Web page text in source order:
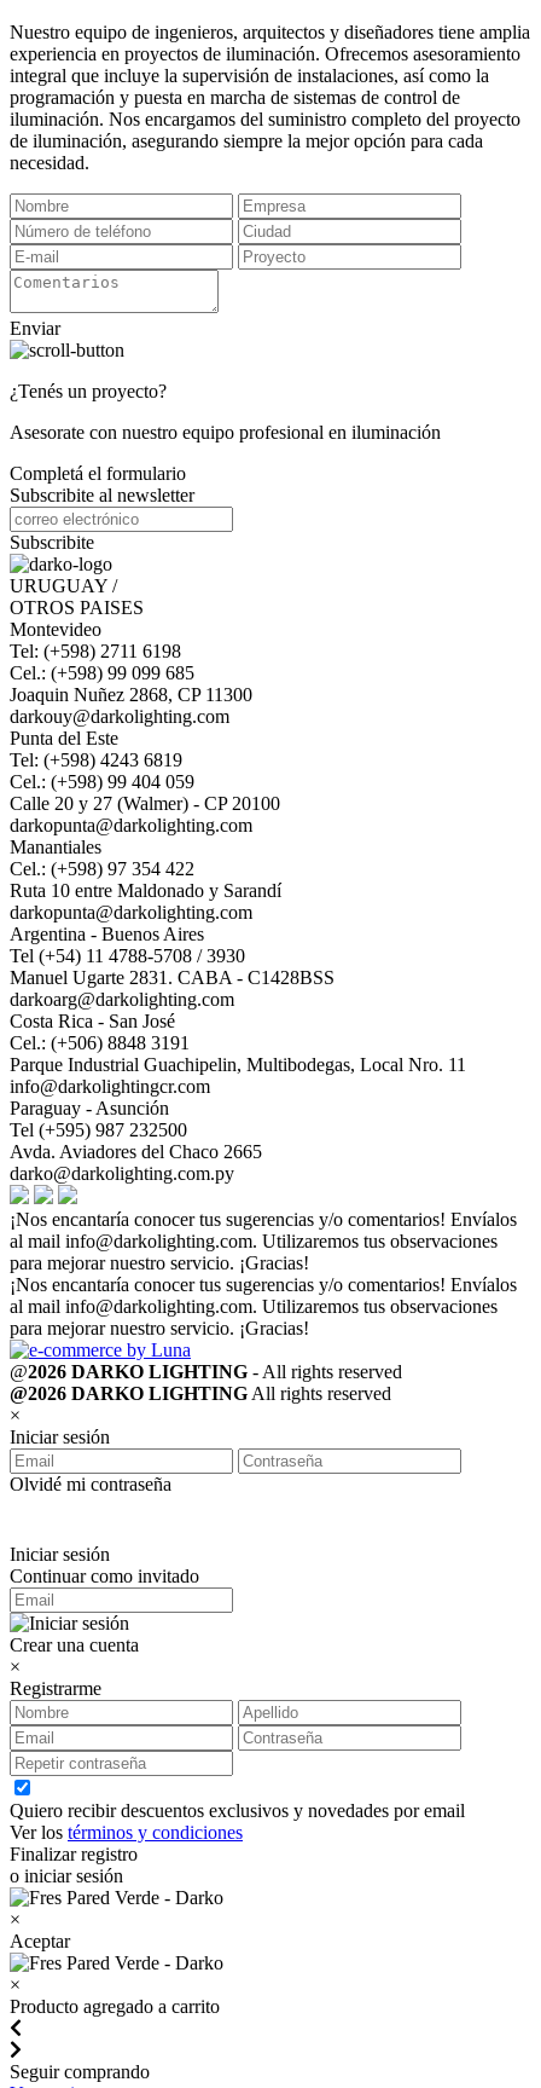
Nuestro equipo de ingenieros, arquitectos y diseñadores tiene amplia
experiencia en proyectos de iluminación. Ofrecemos asesoramiento
integral que incluye la supervisión de instalaciones, así como la
programación y puesta en marcha de sistemas de control de
iluminación. Nos encargamos del suministro completo del proyecto
de iluminación, asegurando siempre la mejor opción para cada
necesidad.
Enviar
¿Tenés un proyecto?
Asesorate con nuestro equipo profesional en iluminación
Completá el formulario
Subscribite al newsletter
Subscribite
URUGUAY /
OTROS PAISES
Montevideo
Tel: (+598) 2711 6198
Cel.: (+598) 99 099 685
Joaquin Nuñez 2868, CP 11300
darkouy@darkolighting.com
Punta del Este
Tel: (+598) 4243 6819
Cel.: (+598) 99 404 059
Calle 20 y 27 (Walmer) - CP 20100
darkopunta@darkolighting.com
Manantiales
Cel.: (+598) 97 354 422
Ruta 10 entre Maldonado y Sarandí
darkopunta@darkolighting.com
Argentina - Buenos Aires
Tel (+54) 11 4788-5708 / 3930
Manuel Ugarte 2831. CABA - C1428BSS
darkoarg@darkolighting.com
Costa Rica - San José
Cel.: (+506) 8848 3191
Parque Industrial Guachipelin, Multibodegas, Local Nro. 11
info@darkolightingcr.com
Paraguay - Asunción
Tel (+595) 987 232500
Avda. Aviadores del Chaco 2665
darko@darkolighting.com.py
¡Nos encantaría conocer tus sugerencias y/o comentarios! Envíalos
al mail info@darkolighting.com. Utilizaremos tus observaciones
para mejorar nuestro servicio. ¡Gracias!
¡Nos encantaría conocer tus sugerencias y/o comentarios! Envíalos
al mail info@darkolighting.com. Utilizaremos tus observaciones
para mejorar nuestro servicio. ¡Gracias!
@2026 DARKO LIGHTING - All rights reserved
@2026 DARKO LIGHTINGAll rights reserved
×
Iniciar sesión
Olvidé mi contraseña
Iniciar sesión
Continuar como invitado
Crear una cuenta
×
Registrarme
Quiero recibir descuentos exclusivos y novedades por email
Ver los términos y condiciones
Finalizar registro
o iniciar sesión
×
Aceptar
×
Producto agregado a carrito
Seguir comprando